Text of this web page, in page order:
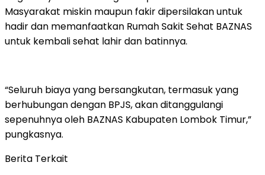
Masyarakat miskin maupun fakir dipersilakan untuk
hadir dan memanfaatkan Rumah Sakit Sehat BAZNAS
untuk kembali sehat lahir dan batinnya.
“Seluruh biaya yang bersangkutan, termasuk yang
berhubungan dengan BPJS, akan ditanggulangi
sepenuhnya oleh BAZNAS Kabupaten Lombok Timur,”
pungkasnya.
Berita Terkait